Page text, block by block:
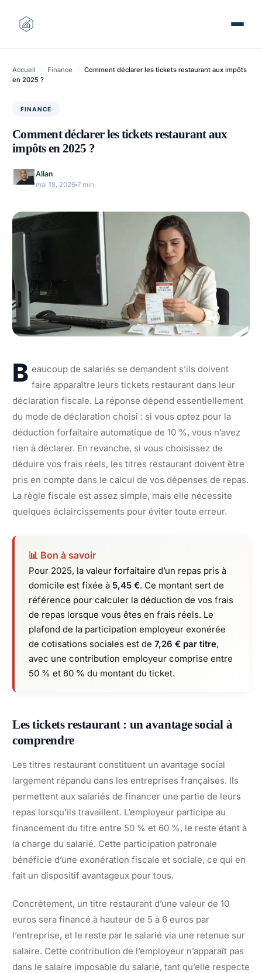
contenu
Accueil / Finance /
Comment déclarer les tickets restaurant aux impôts
en 2025 ?
FINANCE
Comment déclarer les tickets restaurant aux
impôts en 2025 ?
Allan
mai 18, 2026 7 min
B eaucoup de salariés se demandent s’ils doivent
faire apparaître leurs tickets restaurant dans leur
déclaration fiscale. La réponse dépend essentiellement
du mode de déclaration choisi : si vous optez pour la
déduction forfaitaire automatique de 10 %, vous n’avez
rien à déclarer. En revanche, si vous choisissez de
déduire vos frais réels, les titres restaurant doivent être
pris en compte dans le calcul de vos dépenses de repas.
La règle fiscale est assez simple, mais elle nécessite
quelques éclaircissements pour éviter toute erreur.
📊 Bon à savoir
Pour 2025, la valeur forfaitaire d’un repas pris à
domicile est fixée à 5,45 €. Ce montant sert de
référence pour calculer la déduction de vos frais
de repas lorsque vous êtes en frais réels. Le
plafond de la participation employeur exonérée
de cotisations sociales est de 7,26 € par titre,
avec une contribution employeur comprise entre
50 % et 60 % du montant du ticket.
Les tickets restaurant : un avantage social à
comprendre
Les titres restaurant constituent un avantage social
largement répandu dans les entreprises françaises. Ils
permettent aux salariés de financer une partie de leurs
repas lorsqu’ils travaillent. L’employeur participe au
financement du titre entre 50 % et 60 %, le reste étant à
la charge du salarié. Cette participation patronale
bénéficie d’une exonération fiscale et sociale, ce qui en
fait un dispositif avantageux pour tous.
Concrètement, un titre restaurant d’une valeur de 10
euros sera financé à hauteur de 5 à 6 euros par
l’entreprise, et le reste par le salarié via une retenue sur
salaire. Cette contribution de l’employeur n’apparaît pas
dans le salaire imposable du salarié, tant qu’elle respecte